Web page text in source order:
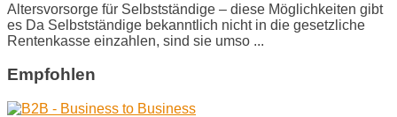
Altersvorsorge für Selbstständige – diese Möglichkeiten gibt
es Da Selbstständige bekanntlich nicht in die gesetzliche
Rentenkasse einzahlen, sind sie umso ...
Empfohlen